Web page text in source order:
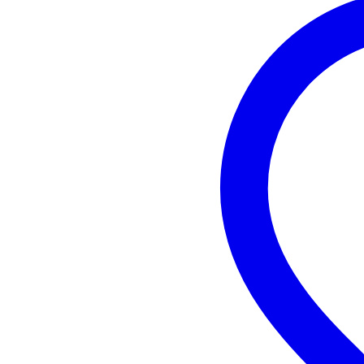
CD: CD-DA, CD-R, CD-
SD: SD-kort med upp till
filformat som
USB: USB-minne
filformat som
filformat som stöds:
video: 3GP, ASF, AVI,
ljud: AAC, APE, FLAC,
stillbilder: JPEG, GIF,
undertexter: SUB, ASS,
Ljudupplösning:
BD/DVD/USB/SD:
CD: 44,1/48 kHz @ 16/24
MP3/WMA: 32/44,1/48
MP3 bithastighet:
WMA bithastighet:
video:
upplösning: Auto, 480i/
bildförhållanden: 16:9
Färgsystem: NTSC,
HDMI-färgrymd: RGB
analoga ljudingångar: XLR-3,
digitala utgångar:
HDMI-utgång: 19-polig
koaxial ljudutgång: RCA